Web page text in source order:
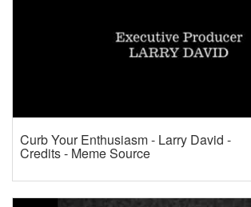
Curb Your Enthusiasm - Larry David -
Credits - Meme Source